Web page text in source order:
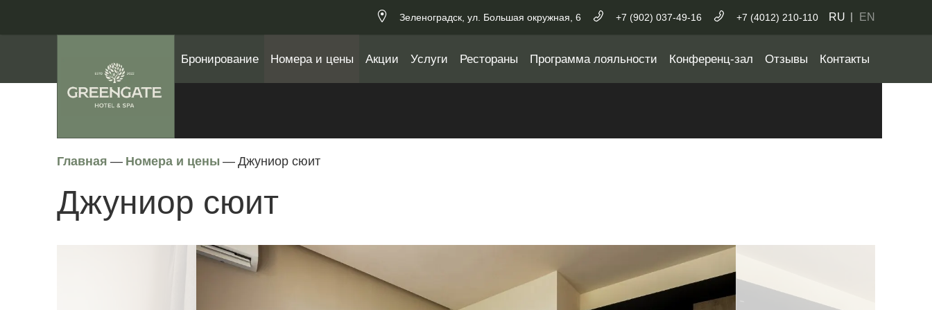
Зеленоградск, ул. Большая окружная, 6 +7 (902) 037-49-16 +7 (4012) 210-110 RU EN
Бронирование Номера и цены Акции Услуги Рестораны Программа лояльности Конференц-зал Отзывы Контакты
Главная — Номера и цены — Джуниор сюит
Джуниор сюит